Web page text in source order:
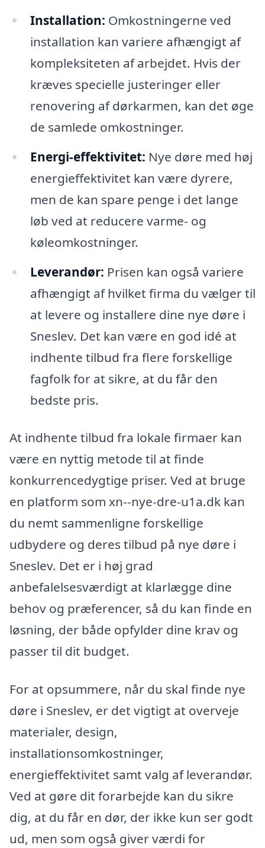
Installation: Omkostningerne ved
installation kan variere afhængigt af
kompleksiteten af arbejdet. Hvis der
kræves specielle justeringer eller
renovering af dørkarmen, kan det øge
de samlede omkostninger.
Energi-effektivitet: Nye døre med høj
energieffektivitet kan være dyrere,
men de kan spare penge i det lange
løb ved at reducere varme- og
køleomkostninger.
Leverandør: Prisen kan også variere
afhængigt af hvilket firma du vælger til
at levere og installere dine nye døre i
Sneslev. Det kan være en god idé at
indhente tilbud fra flere forskellige
fagfolk for at sikre, at du får den
bedste pris.
At indhente tilbud fra lokale firmaer kan
være en nyttig metode til at finde
konkurrencedygtige priser. Ved at bruge
en platform som xn--nye-dre-u1a.dk kan
du nemt sammenligne forskellige
udbydere og deres tilbud på nye døre i
Sneslev. Det er i høj grad
anbefalelsesværdigt at klarlægge dine
behov og præferencer, så du kan finde en
løsning, der både opfylder dine krav og
passer til dit budget.
For at opsummere, når du skal finde nye
døre i Sneslev, er det vigtigt at overveje
materialer, design,
installationsomkostninger,
energieffektivitet samt valg af leverandør.
Ved at gøre dit forarbejde kan du sikre
dig, at du får en dør, der ikke kun ser godt
ud, men som også giver værdi for